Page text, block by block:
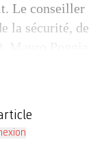
Le conseiller
la sécurité, de